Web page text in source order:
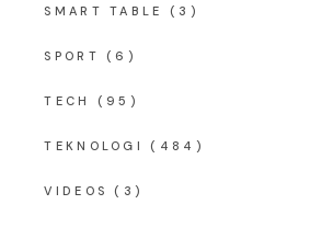
SMART TABLE (3)
SPORT (6)
TECH (95)
TEKNOLOGI (484)
VIDEOS (3)